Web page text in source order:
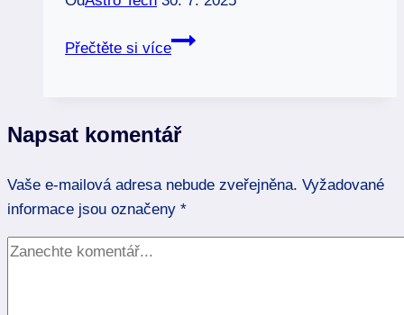
Přečtěte si více
Alergie
má
a
jak
pomoci
Napsat komentář
Vaše e-mailová adresa nebude zveřejněna. Vyžadované
informace jsou označeny *